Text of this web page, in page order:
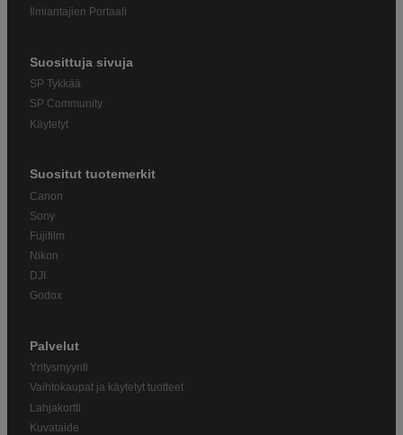
Ilmiantajien Portaali
Suosittuja sivuja
SP Tykkää
SP Community
Käytetyt
Suositut tuotemerkit
Canon
Sony
Fujifilm
Nikon
DJI
Godox
Palvelut
Yritysmyynti
Vaihtokaupat ja käytetyt tuotteet
Lahjakortti
Kuvataide